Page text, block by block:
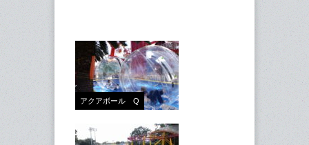
アクアボール Q